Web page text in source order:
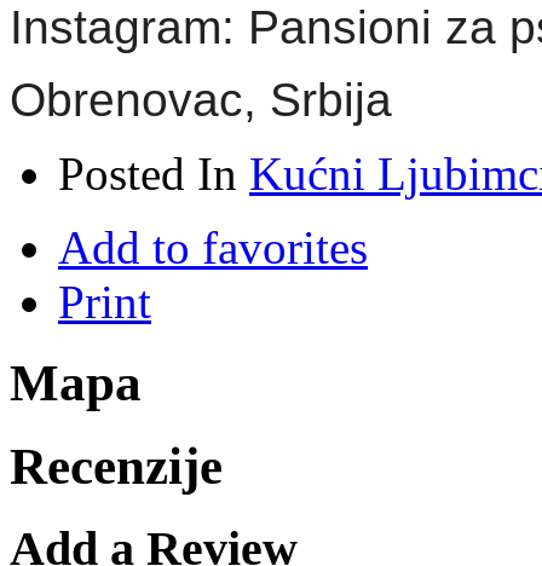
Instagram: Pansioni za
Obrenovac, Srbija
Posted In Kućni
Add to favorites
Print
Mapa
Recenzije
Add a Review